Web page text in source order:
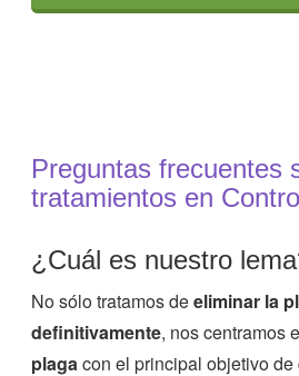
Preguntas frecuentes
tratamientos en
¿Cuál es nuestro
No sólo tratamos deeliminar la
definitivamente, nos centramos
plagacon el principal objetivo